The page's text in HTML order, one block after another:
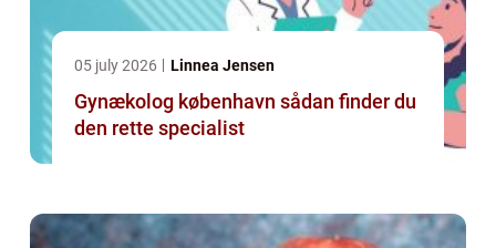
05 july 2026 Linnea Jensen
Gynækolog københavn sådan finder du
den rette specialist